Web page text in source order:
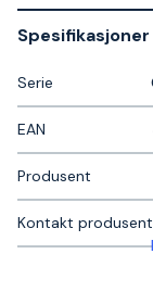
Spesifikasjoner
Serie
EAN
Produsent
Kontakt